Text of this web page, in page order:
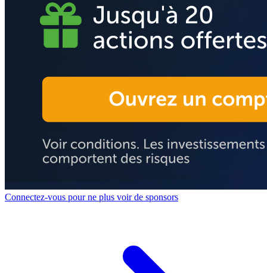
Connectez-vous pour ne plus voir de sponsors